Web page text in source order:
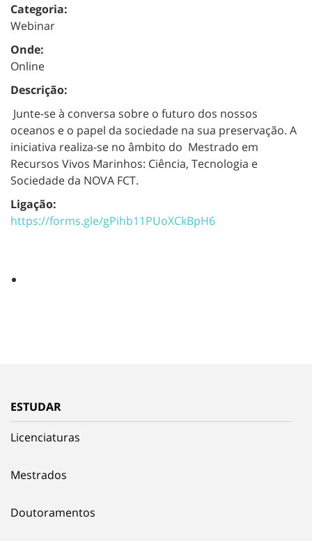
Categoria:
Webinar
Onde:
Online
Descrição:
Junte-se à conversa sobre o futuro dos nossos
oceanos e o papel da sociedade na sua preservação. A
iniciativa realiza-se no âmbito do Mestrado em
Recursos Vivos Marinhos: Ciência, Tecnologia e
Sociedade da NOVA FCT.
Ligação:
https://forms.gle/gPihb11PUoXCkBpH6
ESTUDAR
Licenciaturas
Mestrados
Doutoramentos